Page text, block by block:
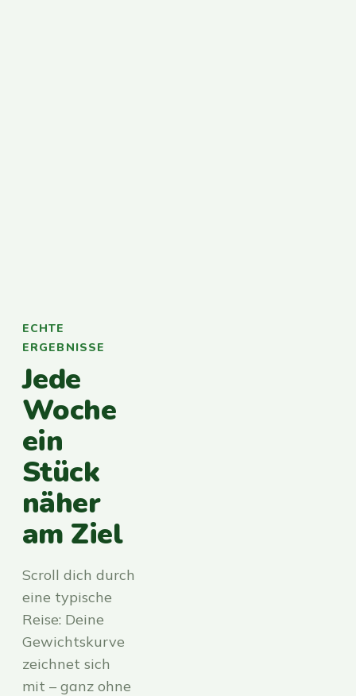
ECHTE
ERGEBNISSE
Jede
Woche
ein
Stück
näher
am Ziel
Scroll dich durch
eine typische
Reise: Deine
Gewichtskurve
zeichnet sich
mit – ganz ohne